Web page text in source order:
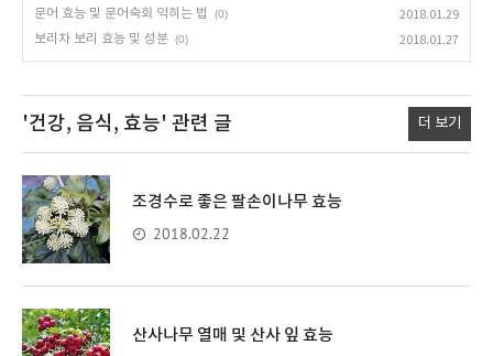
문어 효능 및 문어숙회 익히는 법
(0)
2018.01.29
보리차 보리 효능 및 성분 (0) 2018.01.27
'건강, 음식, 효능' 관련 글 더 보기
조경수로 좋은 팔손이나무 효능
2018.02.22
산사나무 열매 및 산사 잎 효능